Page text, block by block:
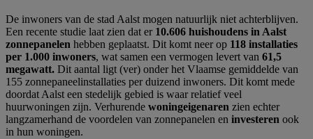
De inwoners van de stad Aalst mogen natuurlijk niet achterblijven.
Een recente studie laat zien dat er 10.606 huishoudens in Aalst
zonnepanelen hebben geplaatst. Dit komt neer op 118 installaties
per 1.000 inwoners, wat samen een vermogen levert van 61,5
megawatt. Dit aantal ligt (ver) onder het Vlaamse gemiddelde van
155 zonnepaneelinstallaties per duizend inwoners. Dit komt mede
doordat Aalst een stedelijk gebied is waar relatief veel
huurwoningen zijn. Verhurende woningeigenaren zien echter
langzamerhand de voordelen van zonnepanelen en investeren ook
in hun woningen.